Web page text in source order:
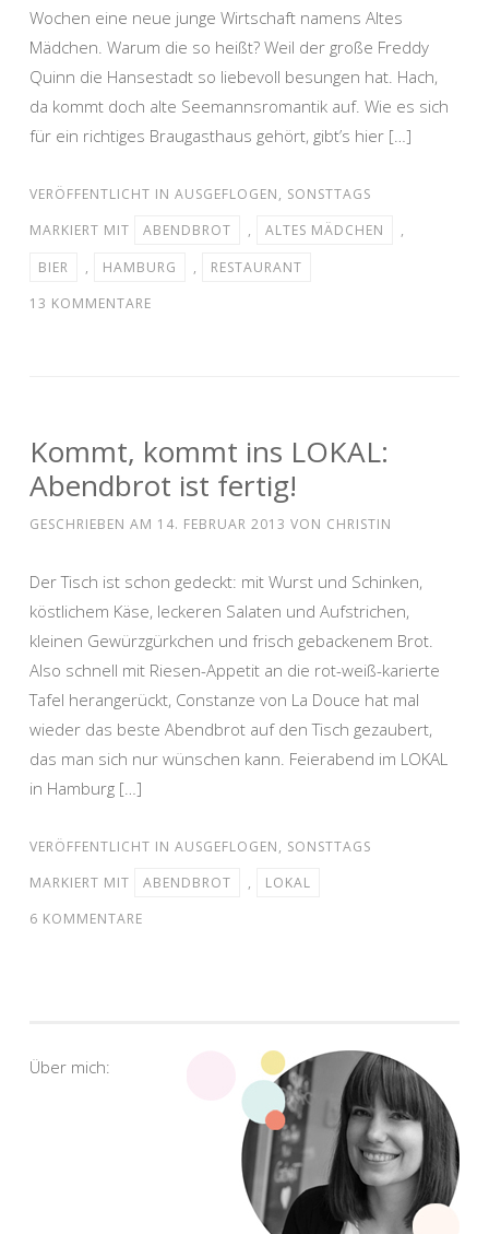
Wochen eine neue junge Wirtschaft namens Altes
Mädchen. Warum die so heißt? Weil der große Freddy
Quinn die Hansestadt so liebevoll besungen hat. Hach,
da kommt doch alte Seemannsromantik auf. Wie es sich
für ein richtiges Braugasthaus gehört, gibt’s hier […]
VERÖFFENTLICHT IN AUSGEFLOGEN, SONSTTAGS
MARKIERT MIT
ABENDBROT , ALTES MÄDCHEN
,
BIER
, HAMBURG ,
RESTAURANT
13 KOMMENTARE
Kommt, kommt ins LOKAL:
Abendbrot ist fertig!
GESCHRIEBEN AM 14. FEBRUAR 2013 VON CHRISTIN
Der Tisch ist schon gedeckt: mit Wurst und Schinken,
köstlichem Käse, leckeren Salaten und Aufstrichen,
kleinen Gewürzgürkchen und frisch gebackenem Brot.
Also schnell mit Riesen-Appetit an die rot-weiß-karierte
Tafel herangerückt, Constanze von La Douce hat mal
wieder das beste Abendbrot auf den Tisch gezaubert,
das man sich nur wünschen kann. Feierabend im LOKAL
in Hamburg […]
VERÖFFENTLICHT IN AUSGEFLOGEN, SONSTTAGS
MARKIERT MIT
ABENDBROT ,
LOKAL
6 KOMMENTARE
Über mich: